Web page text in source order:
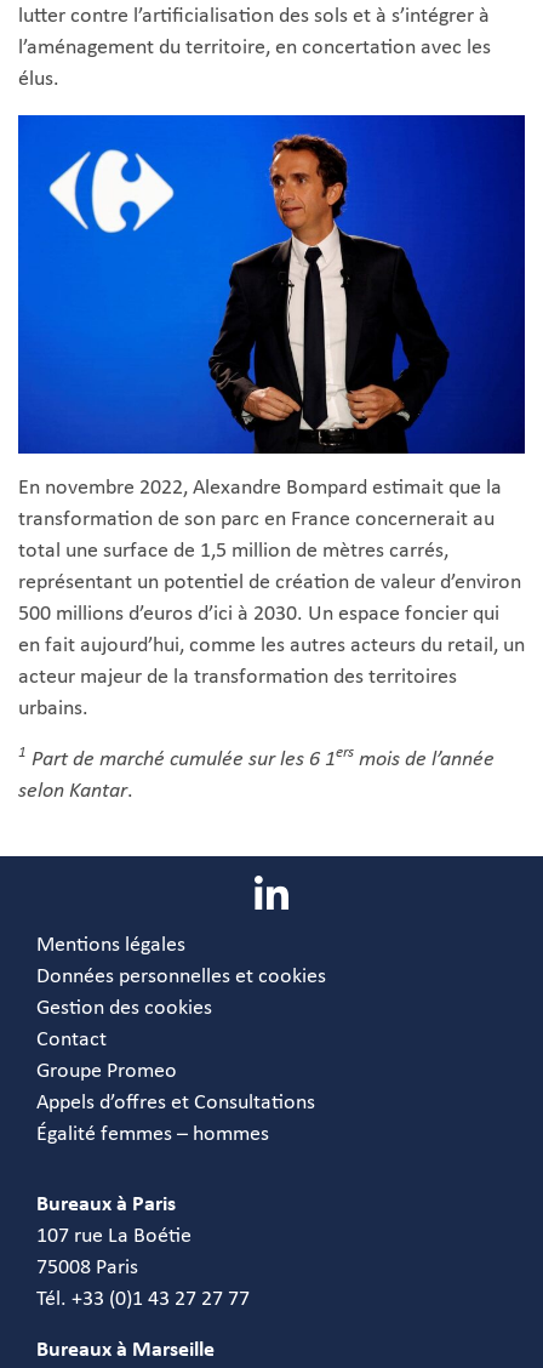
lutter contre l’artificialisation des sols et à s’intégrer à
l’aménagement du territoire, en concertation avec les
élus.
En novembre 2022, Alexandre Bompard estimait que la
transformation de son parc en France concernerait au
total une surface de 1,5 million de mètres carrés,
représentant un potentiel de création de valeur d’environ
500 millions d’euros d’ici à 2030. Un espace foncier qui
en fait aujourd’hui, comme les autres acteurs du retail, un
acteur majeur de la transformation des territoires
urbains.
1 Part de marché cumulée sur les 6 1ers mois de l’année
selon Kantar.
Mentions légales
Données personnelles et cookies
Gestion des cookies
Contact
Groupe Promeo
Appels d’offres et Consultations
Égalité femmes – hommes
Bureaux à Paris
107 rue La Boétie
75008 Paris
Tél. +33 (0)1 43 27 27 77
Bureaux à Marseille